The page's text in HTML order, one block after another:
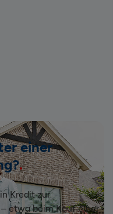
einer
Kredit zur
– etwa beim Kauf einer